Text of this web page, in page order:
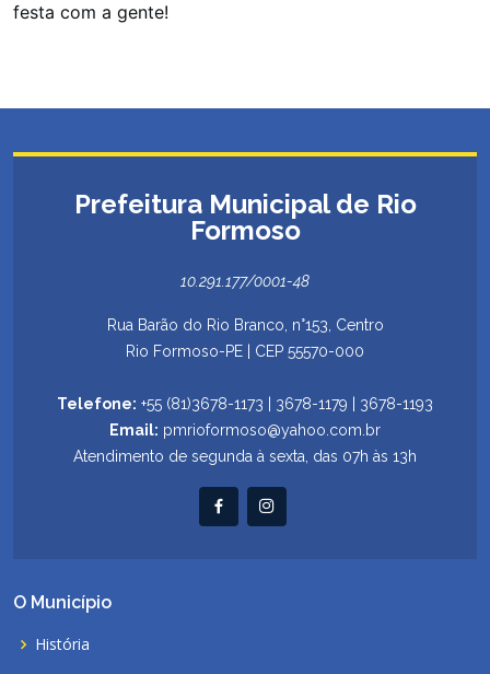
festa com a gente!
Prefeitura Municipal de Rio
Formoso
10.291.177/0001-48
Rua Barão do Rio Branco, n°153, Centro
Rio Formoso-PE | CEP 55570-000
Telefone: +55 (81)3678-1173 | 3678-1179 | 3678-1193
Email: pmrioformoso@yahoo.com.br
Atendimento de segunda à sexta, das 07h às 13h
O Município
História